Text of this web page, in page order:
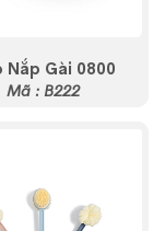
Nắp Gài 0800
Mã : B222